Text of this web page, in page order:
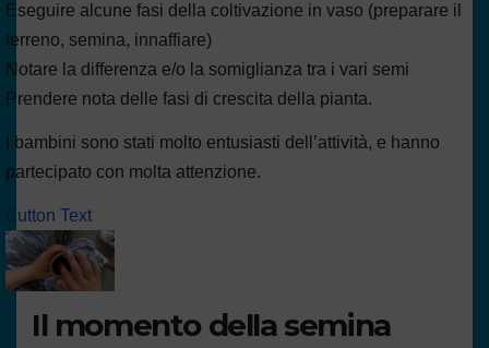
Eseguire alcune fasi della coltivazione in vaso (preparare il
terreno, semina, innaffiare)
Notare la differenza e/o la somiglianza tra i vari semi
Prendere nota delle fasi di crescita della pianta.
I bambini sono stati molto entusiasti dell’attività, e hanno
partecipato con molta attenzione.
Button Text
Il momento della semina